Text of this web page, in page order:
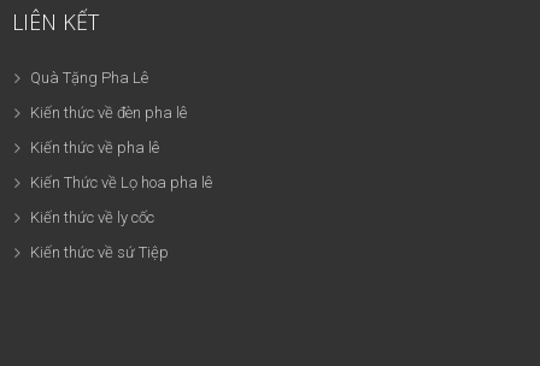
LIÊN KẾT
Quà Tặng Pha Lê
Kiến thức về đèn pha lê
Kiến thức về pha lê
Kiến Thức về Lọ hoa pha lê
Kiến thức về ly cốc
Kiến thức về sứ Tiệp